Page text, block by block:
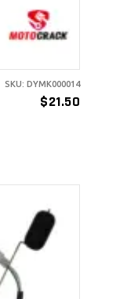
$21.50
SKU: DYMK000014